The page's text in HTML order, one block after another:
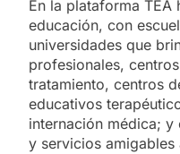
En la plataforma TEA
educación, con
universidades que
profesionales,
tratamiento, centros
educativos
internación médica;
y servicios amigables